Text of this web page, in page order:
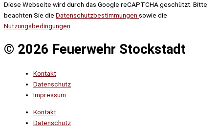
Diese Webseite wird durch das Google reCAPTCHA geschützt. Bitte
beachten Sie die Datenschutzbestimmungen sowie die
Nutzungsbedingungen
© 2026 Feuerwehr Stockstadt
Kontakt
Datenschutz
Impressum
Kontakt
Datenschutz